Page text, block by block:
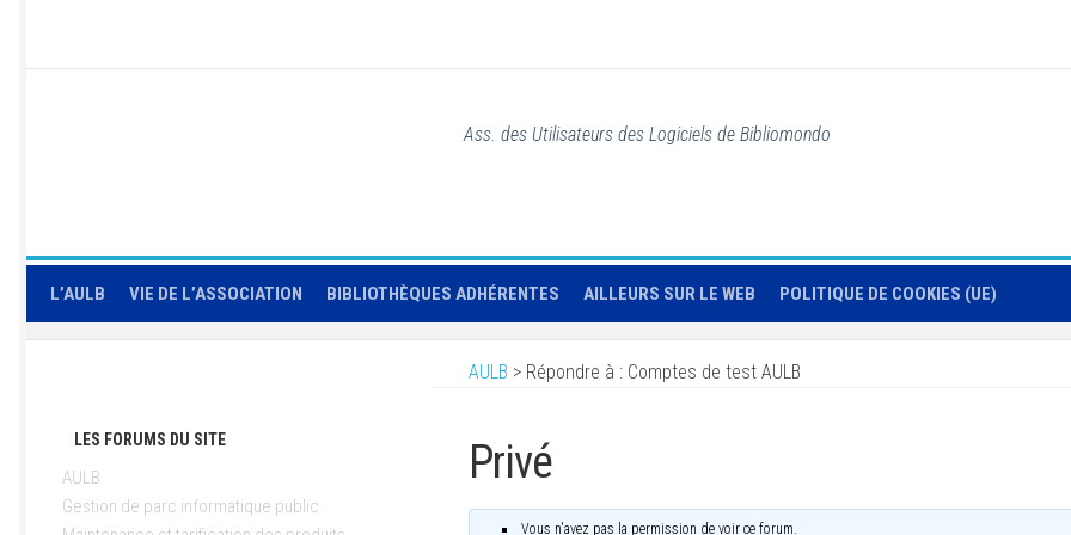
Ass. des Utilisateurs des Logiciels de Bibliomondo
L’AULB VIE DE L’ASSOCIATION BIBLIOTHÈQUES ADHÉRENTES AILLEURS SUR LE WEB POLITIQUE DE COOKIES (UE)
AULB > Répondre à : Comptes de test AULB
Privé
Vous n'avez pas la permission de voir ce forum.
LES FORUMS DU SITE
AULB
Gestion de parc informatique public